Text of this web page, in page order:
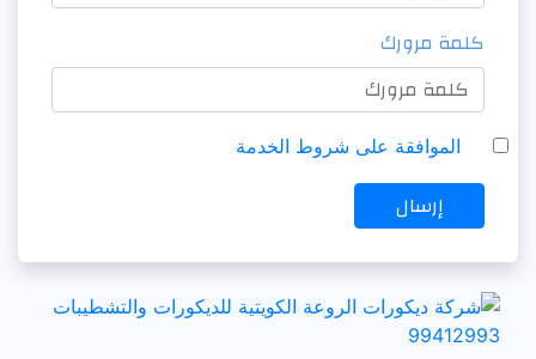
كلمة مرورك
الموافقة على شروط الخدمة
إرسال